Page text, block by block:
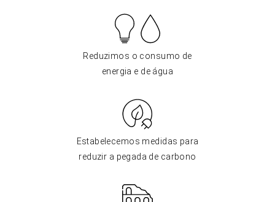
Reduzimos o consumo de
energia e de água
Estabelecemos medidas para
reduzir a pegada de carbono